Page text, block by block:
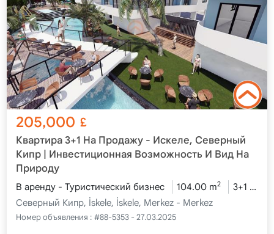
205,000 £
Квартира 3+1 На Продажу - Искеле, Северный
Кипр | Инвестиционная Возможность И Вид На
Природу
В аренду - Туристический бизнес 104.00 m2 3+1
Северный Кипр, İskele, İskele, Merkez - Merkez
Номер объявления : #88-5353 - 27.03.2025